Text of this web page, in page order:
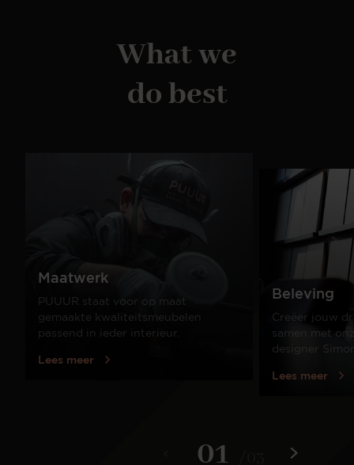
What we
do best
01
Maatwerk
PUUUR staat voor op maat
gemaakte kwaliteitsmeubelen
passend in ieder interieur.
Lees meer
Beleving
Creëer jouw
samen met
designer
Lees meer